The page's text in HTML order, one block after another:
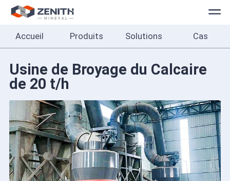
Accueil
Solutions
Cas
À
propos
Contact
Accueil Produits Solutions Cas
Usine de Broyage du Calcaire
de 20 t/h